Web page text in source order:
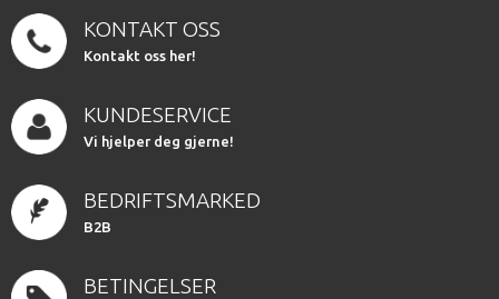
KONTAKT OSS
Kontakt oss her!
KUNDESERVICE
Vi hjelper deg gjerne!
BEDRIFTSMARKED
B2B
BETINGELSER